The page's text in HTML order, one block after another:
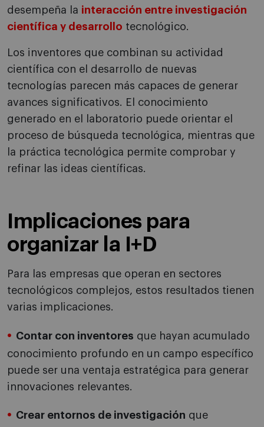
desempeña la interacción entre investigación
científica y desarrollo tecnológico.
Los inventores que combinan su actividad
científica con el desarrollo de nuevas
tecnologías parecen más capaces de generar
avances significativos. El conocimiento
generado en el laboratorio puede orientar el
proceso de búsqueda tecnológica, mientras que
la práctica tecnológica permite comprobar y
refinar las ideas científicas.
Implicaciones para
organizar la I+D
Para las empresas que operan en sectores
tecnológicos complejos, estos resultados tienen
varias implicaciones.
Contar con inventores que hayan acumulado
conocimiento profundo en un campo específico
puede ser una ventaja estratégica para generar
innovaciones relevantes.
Crear entornos de investigación que